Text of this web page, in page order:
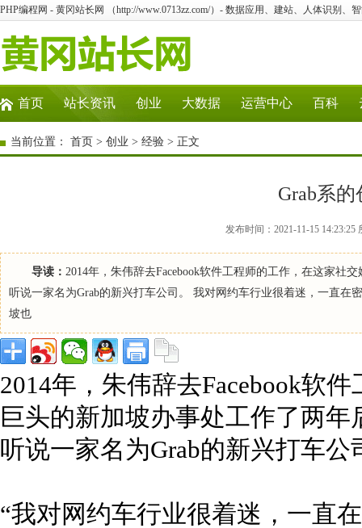
PHP编程网 - 黄冈站长网 （http://www.0713zz.com/）- 数据应用、建站、人体识别、
首页 站长资讯 创业 大数据 运营中心 百科
当前位置： 首页 > 创业 > 经验 > 正文
Grab系
发布时间：2021-11-15
导读： 2014年，朱伟辞去Facebook软件工程师的工作，在这家社
听说一家名为Grab的新兴打车公司。 我对网约车行业很着迷，一直在
坡也
2014年，朱伟辞去Facebook软
巨头的新加坡办事处工作了两
听说一家名为Grab的新兴打车公
“我对网约车行业很着迷，一直